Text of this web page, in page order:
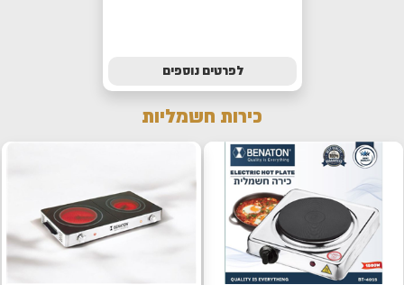
לפרטים נוספים
כירות חשמליות